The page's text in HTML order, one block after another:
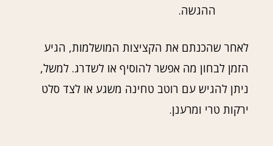
ההגשה.
לאחר שהכנתם את הקציצות המושלמות, הגיע
הזמן לבחון מה אפשר להוסיף או לשדרג. למשל,
ניתן להגיש עם רוטב טחינה משגע או לצד סלט
ירקות טרי ומרענן.